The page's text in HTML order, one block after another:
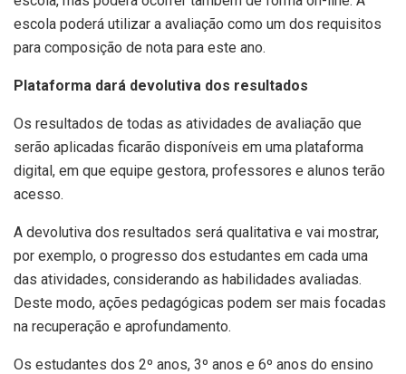
escola poderá utilizar a avaliação como um dos requisitos
para composição de nota para este ano.
Plataforma dará devolutiva dos resultados
Os resultados de todas as atividades de avaliação que
serão aplicadas ficarão disponíveis em uma plataforma
digital, em que equipe gestora, professores e alunos terão
acesso.
A devolutiva dos resultados será qualitativa e vai mostrar,
por exemplo, o progresso dos estudantes em cada uma
das atividades, considerando as habilidades avaliadas.
Deste modo, ações pedagógicas podem ser mais focadas
na recuperação e aprofundamento.
Os estudantes dos 2º anos, 3º anos e 6º anos do ensino